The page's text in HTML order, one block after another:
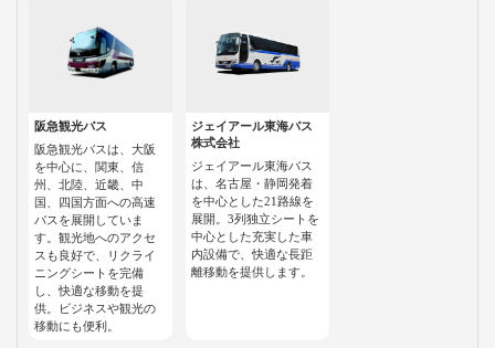
阪急観光バス
阪急観光バスは、大阪
を中心に、関東、信
州、北陸、近畿、中
国、四国方面への高速
バスを展開していま
す。観光地へのアクセ
スも良好で、リクライ
ニングシートを完備
し、快適な移動を提
供。ビジネスや観光の
移動にも便利。
ジェイアール東海バス
株式会社
ジェイアール東海バス
は、名古屋・静岡発着
を中心とした21路線を
展開。3列独立シートを
中心とした充実した車
内設備で、快適な長距
離移動を提供します。